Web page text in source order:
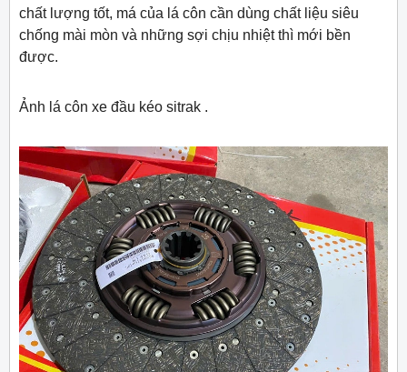
chất lượng tốt, má của lá côn cần dùng chất liệu siêu
chống mài mòn và những sợi chịu nhiệt thì mới bền
được.
Ảnh lá côn xe đầu kéo sitrak .